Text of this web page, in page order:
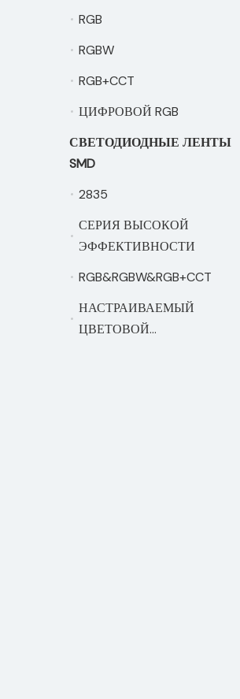
RGB
RGBW
RGB+CCT
ЦИФРОВОЙ RGB
СВЕТОДИОДНЫЕ ЛЕНТЫ
SMD
2835
СЕРИЯ ВЫСОКОЙ
ЭФФЕКТИВНОСТИ
RGB&RGBW&RGB+CCT
НАСТРАИВАЕМЫЙ
ЦВЕТОВОЙ